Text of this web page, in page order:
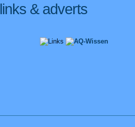
links & adverts